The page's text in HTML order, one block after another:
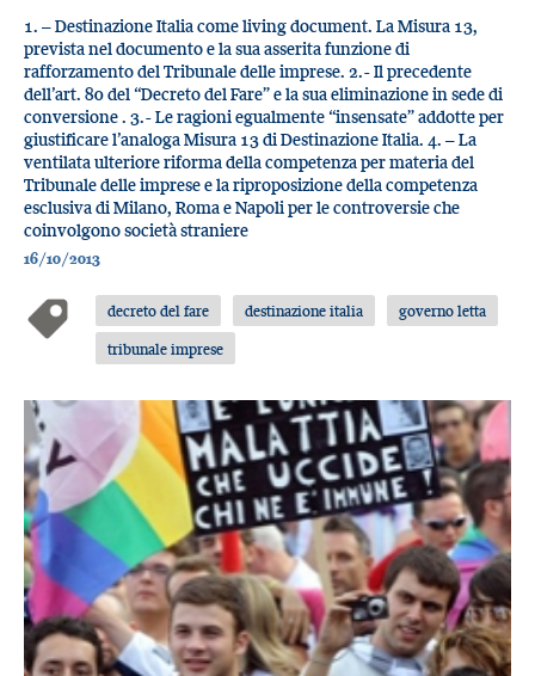
1. – Destinazione Italia come living document. La Misura 13,
prevista nel documento e la sua asserita funzione di
rafforzamento del Tribunale delle imprese. 2.- Il precedente
dell’art. 80 del “Decreto del Fare” e la sua eliminazione in sede di
conversione . 3.- Le ragioni egualmente “insensate” addotte per
giustificare l’analoga Misura 13 di Destinazione Italia. 4. – La
ventilata ulteriore riforma della competenza per materia del
Tribunale delle imprese e la riproposizione della competenza
esclusiva di Milano, Roma e Napoli per le controversie che
coinvolgono società straniere
16/10/2013
decreto del fare destinazione italia
governo letta
tribunale imprese